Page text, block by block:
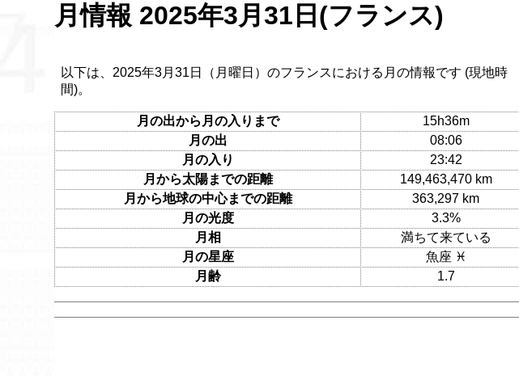
月情報 2025年3月31日(フランス)
以下は、2025年3月31日（月曜日）のフランスにおける月の情報です (現地時
間)。
月の出から月の入りまで
15h36m
月の出
08:06
月の入り
23:42
月から太陽までの距離
149,463,470 km
月から地球の中心までの距離
363,297 km
月の光度
3.3%
月相
満ちて来ている
月の星座
魚座 ♓
月齢
1.7